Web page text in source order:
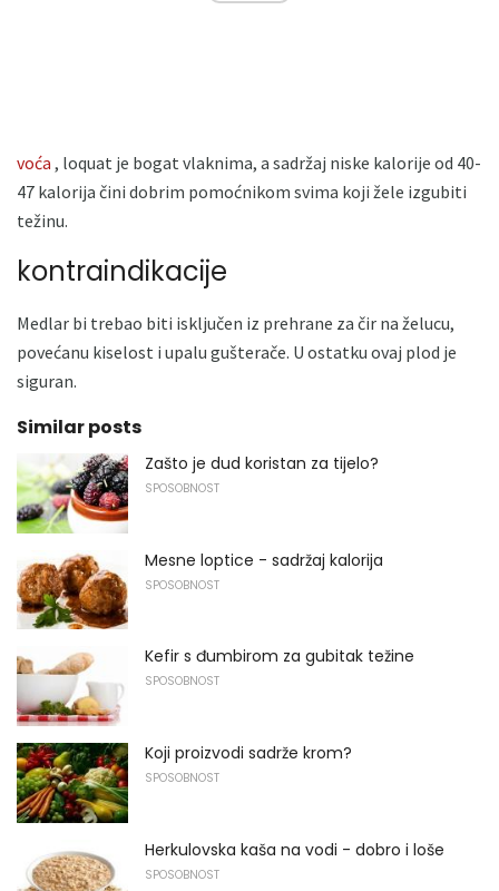
voća , loquat je bogat vlaknima, a sadržaj niske kalorije od 40-
47 kalorija čini dobrim pomoćnikom svima koji žele izgubiti
težinu.
kontraindikacije
Medlar bi trebao biti isključen iz prehrane za čir na želucu,
povećanu kiselost i upalu gušterače. U ostatku ovaj plod je
siguran.
Similar posts
Zašto je dud koristan za tijelo?
SPOSOBNOST
Mesne loptice - sadržaj kalorija
SPOSOBNOST
Kefir s đumbirom za gubitak težine
SPOSOBNOST
Koji proizvodi sadrže krom?
SPOSOBNOST
Herkulovska kaša na vodi - dobro i loše
SPOSOBNOST